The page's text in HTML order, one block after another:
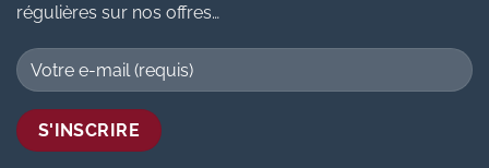
régulières sur nos offres…